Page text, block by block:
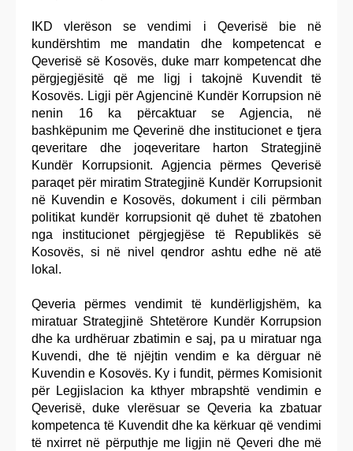
IKD vlerëson se vendimi i Qeverisë bie në
kundërshtim me mandatin dhe kompetencat e
Qeverisë së Kosovës, duke marr kompetencat dhe
përgjegjësitë që me ligj i takojnë Kuvendit të
Kosovës. Ligji për Agjencinë Kundër Korrupsion në
nenin 16 ka përcaktuar se Agjencia, në
bashkëpunim me Qeverinë dhe institucionet e tjera
qeveritare dhe joqeveritare harton Strategjinë
Kundër Korrupsionit. Agjencia përmes Qeverisë
paraqet për miratim Strategjinë Kundër Korrupsionit
në Kuvendin e Kosovës, dokument i cili përmban
politikat kundër korrupsionit që duhet të zbatohen
nga institucionet përgjegjëse të Republikës së
Kosovës, si në nivel qendror ashtu edhe në atë
lokal.
Qeveria përmes vendimit të kundërligjshëm, ka
miratuar Strategjinë Shtetërore Kundër Korrupsion
dhe ka urdhëruar zbatimin e saj, pa u miratuar nga
Kuvendi, dhe të njëjtin vendim e ka dërguar në
Kuvendin e Kosovës. Ky i fundit, përmes Komisionit
për Legjislacion ka kthyer mbrapshtë vendimin e
Qeverisë, duke vlerësuar se Qeveria ka zbatuar
kompetenca të Kuvendit dhe ka kërkuar që vendimi
të nxirret në përputhje me ligjin në Qeveri dhe më